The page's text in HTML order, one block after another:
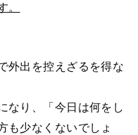
。
外出を控えざるを得な
なり、「今日は何をし
も少なくないでしょ